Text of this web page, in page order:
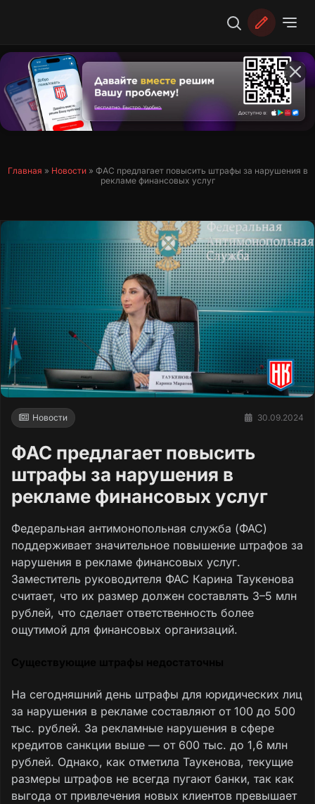
Главная » Новости» ФАС предлагает повысить штрафы за нарушения в
рекламе финансовых услуг
Новости 30.09.2024
ФАС предлагает повысить
штрафы за нарушения в
рекламе финансовых услуг
Федеральная антимонопольная служба (ФАС)
поддерживает значительное повышение штрафов за
нарушения в рекламе финансовых услуг.
Заместитель руководителя ФАС Карина Таукенова
считает, что их размер должен составлять 3–5 млн
рублей, что сделает ответственность более
ощутимой для финансовых организаций.
На сегодняшний день штрафы для юридических лиц
за нарушения в рекламе составляют от 100 до 500
тыс. рублей. За рекламные нарушения в сфере
кредитов санкции выше — от 600 тыс. до 1,6 млн
рублей. Однако, как отметила Таукенова, текущие
размеры штрафов не всегда пугают банки, так как
выгода от привлечения новых клиентов превышает